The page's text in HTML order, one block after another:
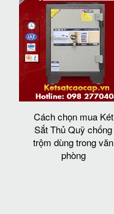
Cách chọn mua Két
Sắt Thủ Quỹ chống
trộm dùng trong văn
phòng